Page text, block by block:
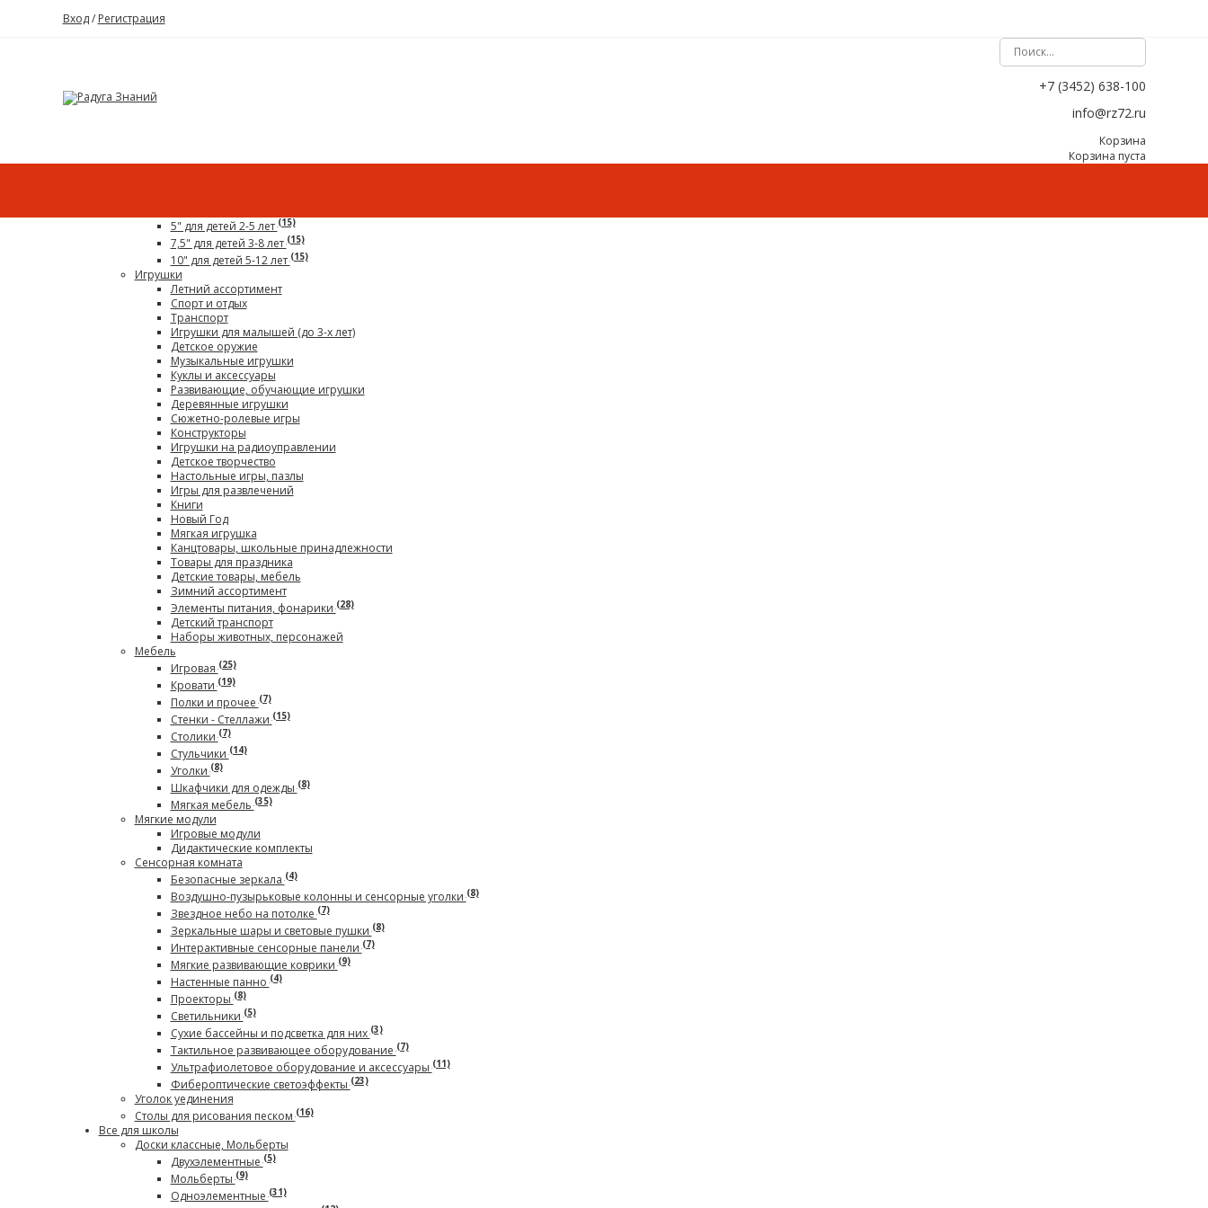
Вход/ Регистрация
+7 (3452) 638-100
info@rz72.ru
Корзина
Корзина пуста
5" для детей 2-5 лет(15)
7,5" для детей 3-8 лет(15)
10" для детей 5-12 лет(15)
Игрушки
Летний ассортимент
Спорт и отдых
Транспорт
Игрушки для малышей (до 3-х лет)
Детское оружие
Музыкальные игрушки
Куклы и аксессуары
Развивающие, обучающие игрушки
Деревянные игрушки
Сюжетно-ролевые игры
Конструкторы
Игрушки на радиоуправлении
Детское творчество
Настольные игры, пазлы
Игры для развлечений
Книги
Новый Год
Мягкая игрушка
Канцтовары, школьные принадлежности
Товары для праздника
Детские товары, мебель
Зимний ассортимент
Элементы питания, фонарики(28)
Детский транспорт
Наборы животных, персонажей
Мебель
Игровая(25)
Кровати(19)
Полки и прочее(7)
Стенки - Стеллажи(15)
Столики(7)
Стульчики(14)
Уголки(8)
Шкафчики для одежды(8)
Мягкая мебель(35)
Мягкие модули
Игровые модули
Дидактические комплекты
Сенсорная комната
Безопасные зеркала(4)
Воздушно-пузырьковые колонны и сенсорные уголки(8)
Звездное небо на потолке(7)
Зеркальные шары и световые пушки(8)
Интерактивные сенсорные панели(7)
Мягкие развивающие коврики(9)
Настенные панно(4)
Проекторы(8)
Светильники(5)
Сухие бассейны и подсветка для них(3)
Тактильное развивающее оборудование(7)
Ультрафиолетовое оборудование и аксессуары(11)
Фибероптические светоэффекты(23)
Уголок уединения
Столы для рисования песком(16)
Все для школы
Доски классные, Мольберты
Двухэлементные(5)
Мольберты(9)
Одноэлементные(31)